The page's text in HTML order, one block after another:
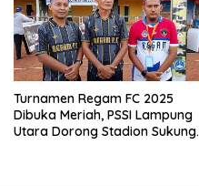
Turnamen Regam FC 2025
Dibuka Meriah, PSSI Lampung
Utara Dorong Stadion Sukung